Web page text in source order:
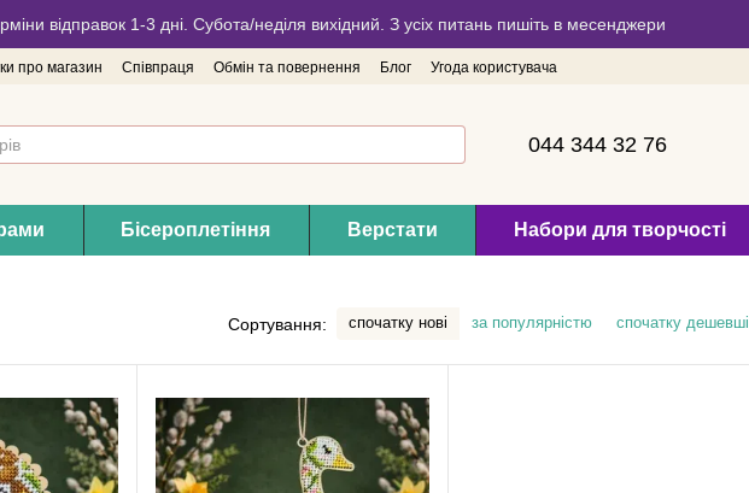
відправок 1-3 дні. Субота/неділя вихідний. З усіх питань пишіть в месенджери
про магазин Співпраця Обмін та повернення Блог Угода користувача
044 344 32 76
Бісероплетіння Верстати Набори для творчості
Сортування: спочатку нові за популярністю спочатку дешевші